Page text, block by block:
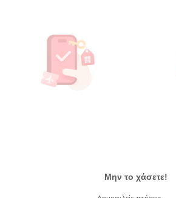
Μην το χάσετε!